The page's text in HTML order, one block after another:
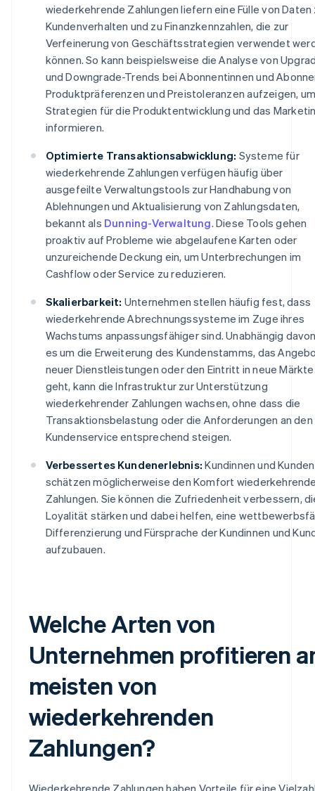
wiederkehrende Zahlungen liefern eine Fülle von Daten
Kundenverhalten und zu Finanzkennzahlen, die zur
Verfeinerung von Geschäftsstrategien verwendet
können. So kann beispielsweise die Analyse von
und Downgrade-Trends bei Abonnentinnen und
Produktpräferenzen und Preistoleranzen aufzeigen, um
Strategien für die Produktentwicklung und das
informieren.
Optimierte Transaktionsabwicklung: Systeme für
wiederkehrende Zahlungen verfügen häufig über
ausgefeilte Verwaltungstools zur Handhabung von
Ablehnungen und Aktualisierung von Zahlungsdaten,
bekannt als Dunning-Verwaltung. Diese Tools gehen
proaktiv auf Probleme wie abgelaufene Karten oder
unzureichende Deckung ein, um Unterbrechungen im
Cashflow oder Service zu reduzieren.
Skalierbarkeit: Unternehmen stellen häufig fest, dass
wiederkehrende Abrechnungssysteme im Zuge ihres
Wachstums anpassungsfähiger sind. Unabhängig
es um die Erweiterung des Kundenstamms, das
neuer Dienstleistungen oder den Eintritt in neue Märkte
geht, kann die Infrastruktur zur Unterstützung
wiederkehrender Zahlungen wachsen, ohne dass die
Transaktionsbelastung oder die Anforderungen an den
Kundenservice entsprechend steigen.
Verbessertes Kundenerlebnis: Kundinnen und Kunden
schätzen möglicherweise den Komfort
Zahlungen. Sie können die Zufriedenheit verbessern,
Loyalität stärken und dabei helfen, eine
Differenzierung und Fürsprache der Kundinnen und
aufzubauen.
Welche Arten von
Unternehmen profitieren
meisten von
wiederkehrenden
Zahlungen?
Wiederkehrende Zahlungen haben Vorteile für eine